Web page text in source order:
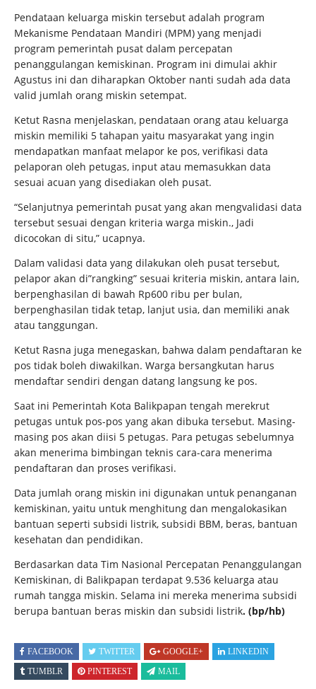
Pendataan keluarga miskin tersebut adalah program
Mekanisme Pendataan Mandiri (MPM) yang menjadi
program pemerintah pusat dalam percepatan
penanggulangan kemiskinan. Program ini dimulai akhir
Agustus ini dan diharapkan Oktober nanti sudah ada data
valid jumlah orang miskin setempat.
Ketut Rasna menjelaskan, pendataan orang atau keluarga
miskin memiliki 5 tahapan yaitu masyarakat yang ingin
mendapatkan manfaat melapor ke pos, verifikasi data
pelaporan oleh petugas, input atau memasukkan data
sesuai acuan yang disediakan oleh pusat.
“Selanjutnya pemerintah pusat yang akan mengvalidasi data
tersebut sesuai dengan kriteria warga miskin., Jadi
dicocokan di situ,” ucapnya.
Dalam validasi data yang dilakukan oleh pusat tersebut,
pelapor akan di”rangking” sesuai kriteria miskin, antara lain,
berpenghasilan di bawah Rp600 ribu per bulan,
berpenghasilan tidak tetap, lanjut usia, dan memiliki anak
atau tanggungan.
Ketut Rasna juga menegaskan, bahwa dalam pendaftaran ke
pos tidak boleh diwakilkan. Warga bersangkutan harus
mendaftar sendiri dengan datang langsung ke pos.
Saat ini Pemerintah Kota Balikpapan tengah merekrut
petugas untuk pos-pos yang akan dibuka tersebut. Masing-
masing pos akan diisi 5 petugas. Para petugas sebelumnya
akan menerima bimbingan teknis cara-cara menerima
pendaftaran dan proses verifikasi.
Data jumlah orang miskin ini digunakan untuk penanganan
kemiskinan, yaitu untuk menghitung dan mengalokasikan
bantuan seperti subsidi listrik, subsidi BBM, beras, bantuan
kesehatan dan pendidikan.
Berdasarkan data Tim Nasional Percepatan Penanggulangan
Kemiskinan, di Balikpapan terdapat 9.536 keluarga atau
rumah tangga miskin. Selama ini mereka menerima subsidi
berupa bantuan beras miskin dan subsidi listrik. (bp/hb)
FACEBOOK TWITTER GOOGLE+
LINKEDIN
TUMBLR
PINTEREST MAIL